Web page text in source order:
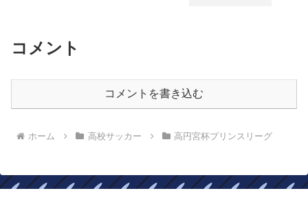
コメント
コメントを書き込む
ホーム 高校サッカー 高円宮杯プリンスリーグ